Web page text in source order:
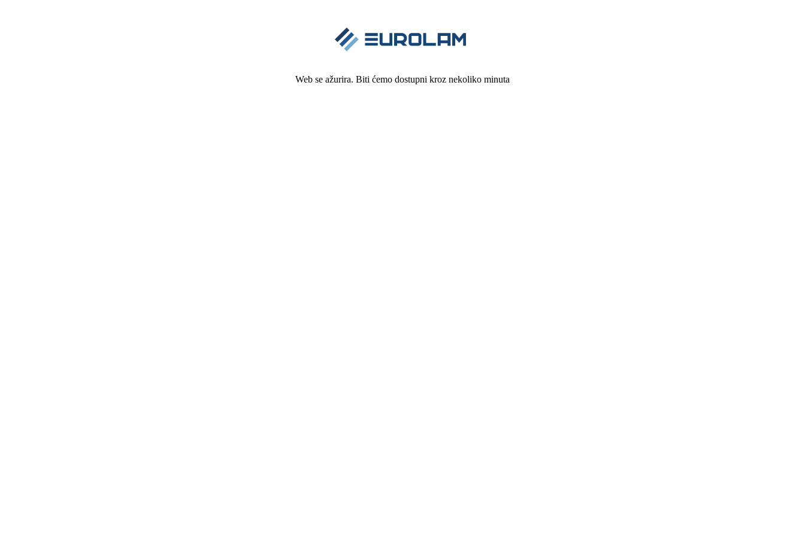
Web se ažurira. Biti ćemo dostupni kroz nekoliko minuta